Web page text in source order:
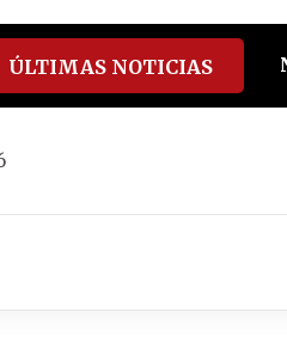
tiktokyoutube
spotify
ÚLTIMAS NOTICIAS